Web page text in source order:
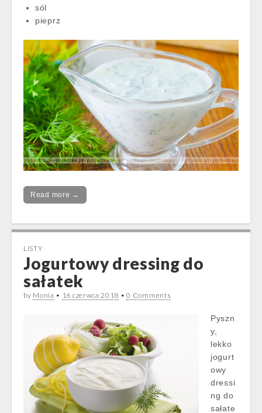
sól
pieprz
Read more →
LISTY
Jogurtowy dressing do
sałatek
by Monia • 16 czerwca 2018 •0 Comments
Pyszn
y,
lekko
jogurt
owy
dressi
ng do
sałate